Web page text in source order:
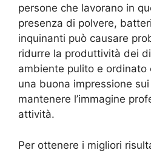
persone che lavorano in
presenza di polvere,
inquinanti può causare
ridurre la produttività dei
ambiente pulito e ordinato
una buona impressione
mantenere l’immagine
attività.
Per ottenere i migliori